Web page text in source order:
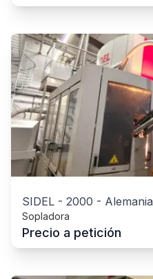
SIDEL - 2000 - Alemania
Sopladora
Precio a petición